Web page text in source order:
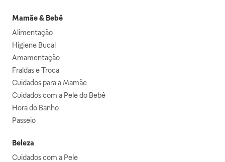
Mamãe & Bebê
Alimentação
Higiene Bucal
Amamentação
Fraldas e Troca
Cuidados para a Mamãe
Cuidados com a Pele do Bebê
Hora do Banho
Passeio
Beleza
Cuidados com a Pele